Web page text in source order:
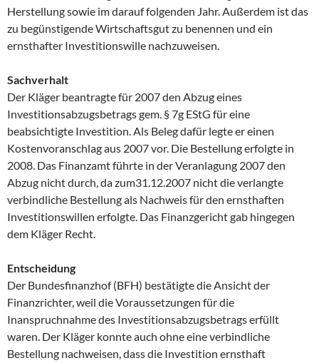
Herstellung sowie im darauf folgenden Jahr. Außerdem ist das
zu begünstigende Wirtschaftsgut zu benennen und ein
ernsthafter Investitionswille nachzuweisen.
Sachverhalt
Der Kläger beantragte für 2007 den Abzug eines
Investitionsabzugsbetrags gem. § 7g EStG für eine
beabsichtigte Investition. Als Beleg dafür legte er einen
Kostenvoranschlag aus 2007 vor. Die Bestellung erfolgte in
2008. Das Finanzamt führte in der Veranlagung 2007 den
Abzug nicht durch, da zum31.12.2007 nicht die verlangte
verbindliche Bestellung als Nachweis für den ernsthaften
Investitionswillen erfolgte. Das Finanzgericht gab hingegen
dem Kläger Recht.
Entscheidung
Der Bundesfinanzhof (BFH) bestätigte die Ansicht der
Finanzrichter, weil die Voraussetzungen für die
Inanspruchnahme des Investitionsabzugsbetrags erfüllt
waren. Der Kläger konnte auch ohne eine verbindliche
Bestellung nachweisen, dass die Investition ernsthaft